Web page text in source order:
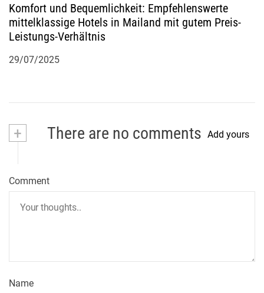
Komfort und Bequemlichkeit: Empfehlenswerte
mittelklassige Hotels in Mailand mit gutem Preis-
Leistungs-Verhältnis
29/07/2025
+ There are no comments Add yours
Comment
Name